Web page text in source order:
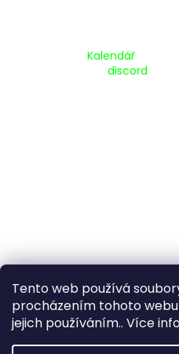
Tento web používá
procházením tohoto
jejich používáním.. Více
Kalendář
discord